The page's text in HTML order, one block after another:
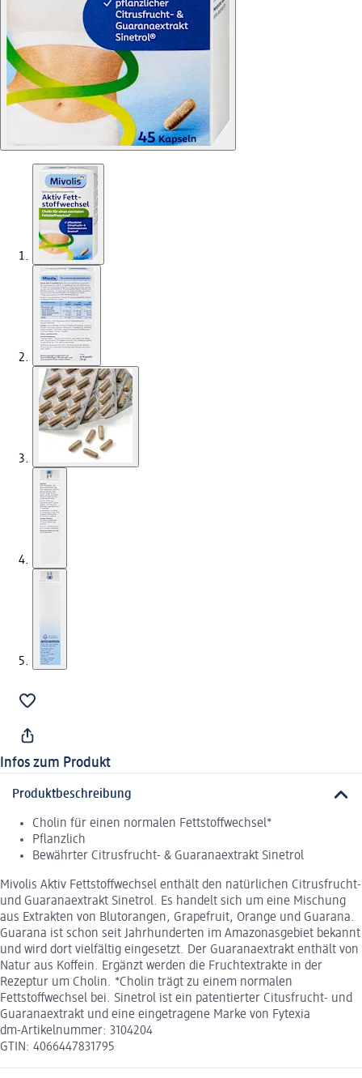
Infos zum Produkt
Produktbeschreibung
Cholin für einen normalen Fettstoffwechsel*
Pflanzlich
Bewährter Citrusfrucht- & Guaranaextrakt Sinetrol
Mivolis Aktiv Fettstoffwechsel enthält den natürlichen Citrusfrucht-
und Guaranaextrakt Sinetrol. Es handelt sich um eine Mischung
aus Extrakten von Blutorangen, Grapefruit, Orange und Guarana.
Guarana ist schon seit Jahrhunderten im Amazonasgebiet bekannt
und wird dort vielfältig eingesetzt. Der Guaranaextrakt enthält von
Natur aus Koffein. Ergänzt werden die Fruchtextrakte in der
Rezeptur um Cholin. *Cholin trägt zu einem normalen
Fettstoffwechsel bei. Sinetrol ist ein patentierter Citusfrucht- und
Guaranaextrakt und eine eingetragene Marke von Fytexia
dm-Artikelnummer: 3104204
GTIN: 4066447831795